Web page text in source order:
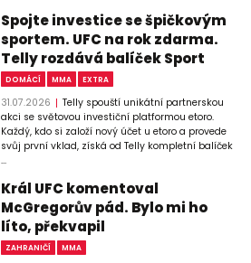
Spojte investice se špičkovým
sportem. UFC na rok zdarma.
Telly rozdává balíček Sport
DOMÁCÍ MMA EXTRA
31.07.2026
Telly spouští unikátní partnerskou
akci se světovou investiční platformou etoro.
Každý, kdo si založí nový účet u etoro a provede
svůj první vklad, získá od Telly kompletní balíček
...
Král UFC komentoval
McGregorův pád. Bylo mi ho
líto, překvapil
ZAHRANIČÍ MMA